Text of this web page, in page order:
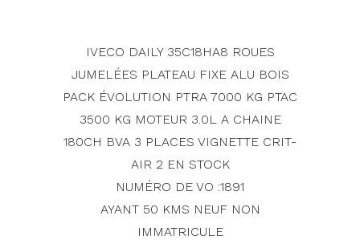
IVECO DAILY 35C18HA8 ROUES
JUMELÉES PLATEAU FIXE ALU BOIS
PACK ÉVOLUTION PTRA 7000 KG PTAC
3500 KG MOTEUR 3.0L A CHAINE
180CH BVA 3 PLACES VIGNETTE CRIT-
AIR 2 EN STOCK
NUMÉRO DE VO :1891
AYANT 50 KMS NEUF NON
IMMATRICULE